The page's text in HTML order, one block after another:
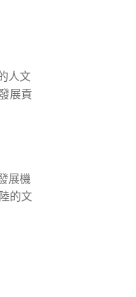
人文
展貢
展機
的文